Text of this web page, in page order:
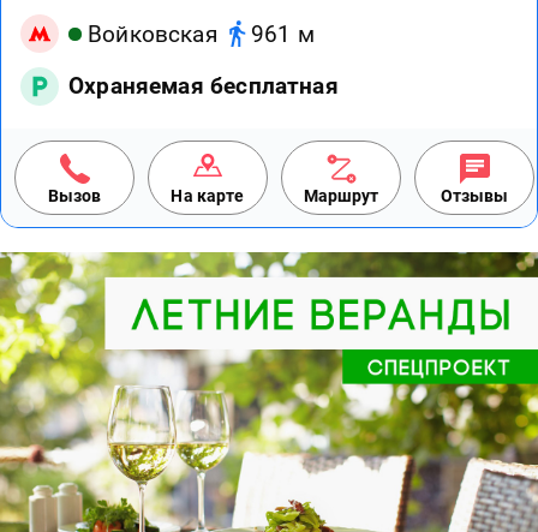
Войковская
961 м
Охраняемая бесплатная
Вызов На карте Маршрут Отзывы